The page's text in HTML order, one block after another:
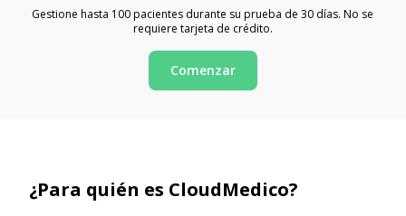
Gestione hasta 100 pacientes durante su prueba de 30 días. No se
requiere tarjeta de crédito.
Comenzar
¿Para quién es CloudMedico?